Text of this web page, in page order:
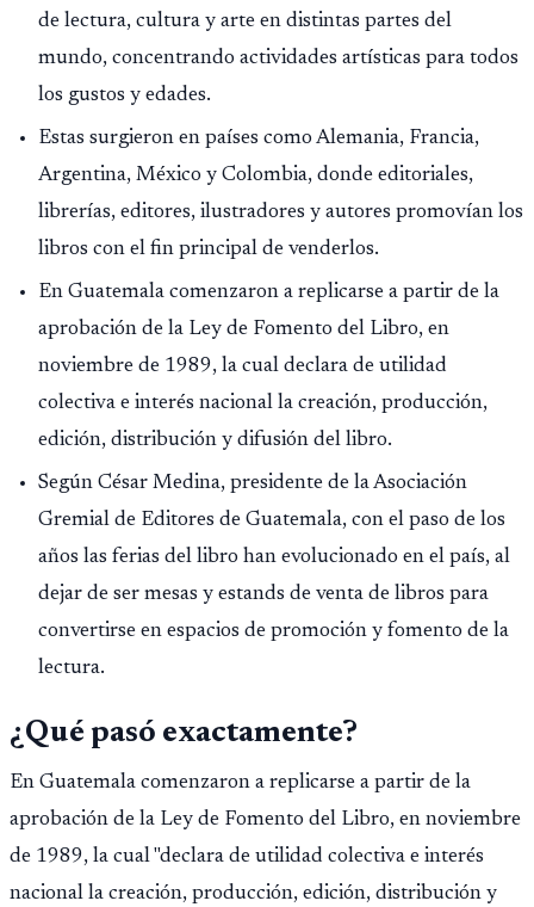
de lectura, cultura y arte en distintas partes del
mundo, concentrando actividades artísticas para todos
los gustos y edades.
Estas surgieron en países como Alemania, Francia,
Argentina, México y Colombia, donde editoriales,
librerías, editores, ilustradores y autores promovían los
libros con el fin principal de venderlos.
En Guatemala comenzaron a replicarse a partir de la
aprobación de la Ley de Fomento del Libro, en
noviembre de 1989, la cual declara de utilidad
colectiva e interés nacional la creación, producción,
edición, distribución y difusión del libro.
Según César Medina, presidente de la Asociación
Gremial de Editores de Guatemala, con el paso de los
años las ferias del libro han evolucionado en el país, al
dejar de ser mesas y estands de venta de libros para
convertirse en espacios de promoción y fomento de la
lectura.
¿Qué pasó exactamente?
En Guatemala comenzaron a replicarse a partir de la
aprobación de la Ley de Fomento del Libro, en noviembre
de 1989, la cual "declara de utilidad colectiva e interés
nacional la creación, producción, edición, distribución y